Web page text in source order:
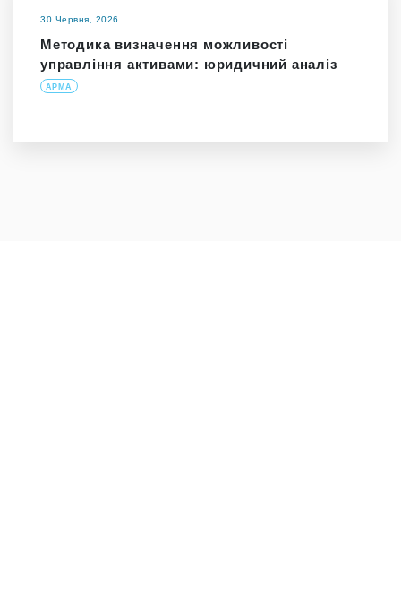
30 Червня, 2026
Методика визначення можливості
управління активами: юридичний аналіз
АРМА